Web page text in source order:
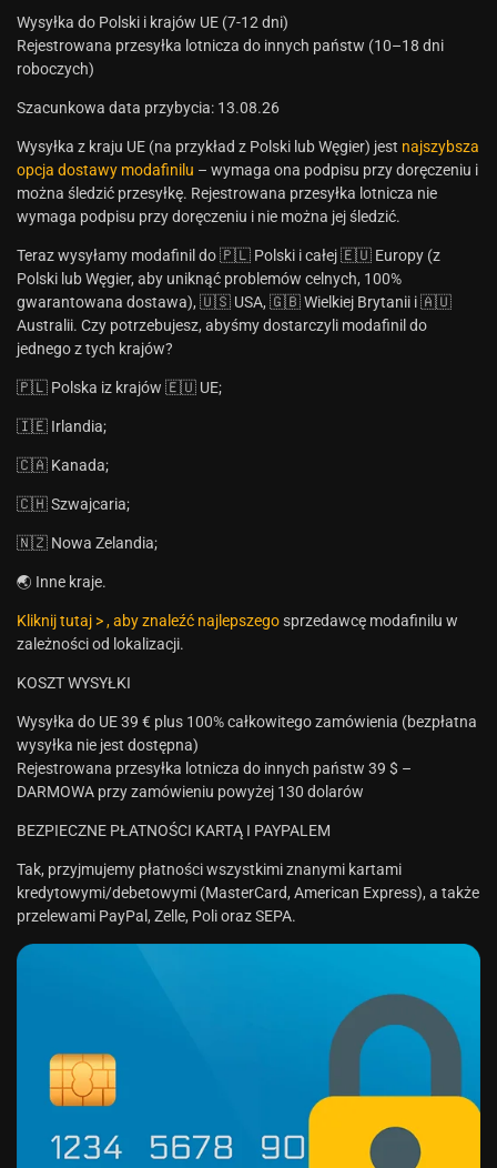
Wysyłka do Polski i krajów UE (7-12 dni)
Rejestrowana przesyłka lotnicza do innych państw (10–18 dni
roboczych)
Szacunkowa data przybycia: 13.08.26
Wysyłka z kraju UE (na przykład z Polski lub Węgier) jest najszybsza
opcja dostawy modafinilu – wymaga ona podpisu przy doręczeniu i
można śledzić przesyłkę. Rejestrowana przesyłka lotnicza nie
wymaga podpisu przy doręczeniu i nie można jej śledzić.
Teraz wysyłamy modafinil do 🇵🇱 Polski i całej 🇪🇺 Europy (z
Polski lub Węgier, aby uniknąć problemów celnych, 100%
gwarantowana dostawa), 🇺🇸 USA, 🇬🇧 Wielkiej Brytanii i 🇦🇺
Australii. Czy potrzebujesz, abyśmy dostarczyli modafinil do
jednego z tych krajów?
🇵🇱 Polska iz krajów 🇪🇺 UE;
🇮🇪 Irlandia;
🇨🇦 Kanada;
🇨🇭 Szwajcaria;
🇳🇿 Nowa Zelandia;
🌏 Inne kraje.
Kliknij tutaj > , aby znaleźć najlepszegosprzedawcę modafinilu w
zależności od lokalizacji.
KOSZT WYSYŁKI
Wysyłka do UE 39 € plus 100% całkowitego zamówienia (bezpłatna
wysyłka nie jest dostępna)
Rejestrowana przesyłka lotnicza do innych państw 39 $ –
DARMOWA przy zamówieniu powyżej 130 dolarów
BEZPIECZNE PŁATNOŚCI KARTĄ I PAYPALEM
Tak, przyjmujemy płatności wszystkimi znanymi kartami
kredytowymi/debetowymi (MasterCard, American Express), a także
przelewami PayPal, Zelle, Poli oraz SEPA.